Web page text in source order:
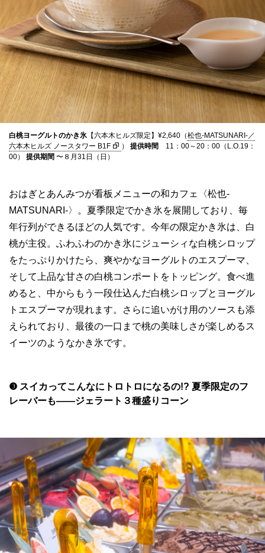
白桃ヨーグルトのかき氷 【六本木ヒルズ限定】¥2,640（松也-MATSUNARI-／
六本木ヒルズ ノースタワー B1F
） 提供時間 11：00～20：00（L.O.19：
00） 提供期間 〜８月31日（日）
おはぎとあんみつが看板メニューの和カフェ〈松也-
MATSUNARI-〉。夏季限定でかき氷を展開しており、毎
年行列ができるほどの人気です。今年の限定かき氷は、白
桃が主役。ふわふわのかき氷にジューシィな白桃シロップ
をたっぷりかけたら、爽やかなヨーグルトのエスプーマ、
そして上品な甘さの白桃コンポートをトッピング。食べ進
めると、中からもう一段仕込んだ白桃シロップとヨーグル
トエスプーマが現れます。さらに追いがけ用のソースも添
えられており、最後の一口まで桃の美味しさが楽しめるス
イーツのようなかき氷です。
❸ スイカってこんなにトロトロになるの!? 夏季限定のフ
レーバーも——ジェラート３種盛りコーン